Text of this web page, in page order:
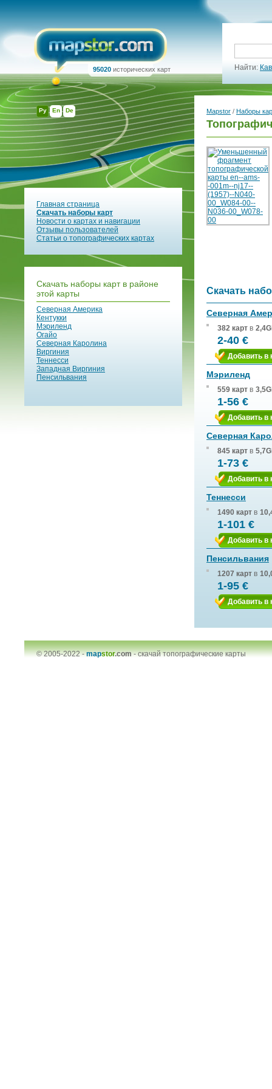
Ру En De
95020 исторических карт Найти:
Главная страница
Скачать наборы карт
Новости о картах и навигации
Отзывы пользователей
Статьи о топографических картах
Скачать наборы карт в районе
этой карты
Северная Америка
Кентукки
Мэриленд
Огайо
Северная Каролина
Виргиния
Теннесси
Западная Виргиния
Пенсильвания
Mapstor / Наборы
Скачать
Северная
382 карт в
2-40 €
Добавить в
Мэриленд
559 карт в
1-56 €
Добавить в
Северная
845 карт в
1-73 €
Добавить в
Теннесси
1490 карт в
1-101 €
Добавить в
Пенсильвания
1207 карт в
1-95 €
Добавить в
© 2005-2022 -mapstor.com-скачай топографические карты